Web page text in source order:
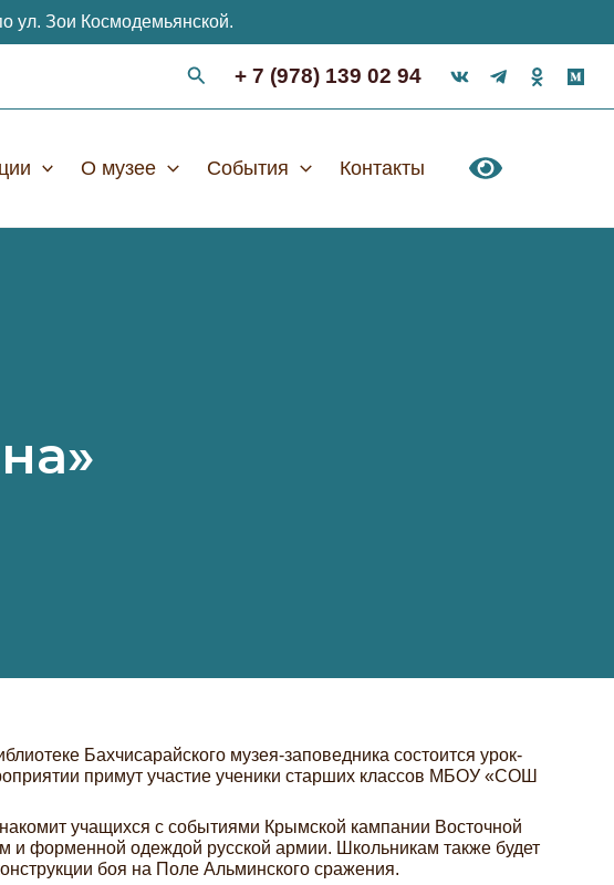
ул. Зои Космодемьянской.
+ 7 (978) 139 02 94
О музее События Контакты
Бахчисарайского музея-заповедника состоится урок-
примут участие ученики старших классов МБОУ «СОШ
учащихся с событиями Крымской кампании Восточной
и форменной одеждой русской армии. Школьникам также будет
боя на Поле Альминского сражения.